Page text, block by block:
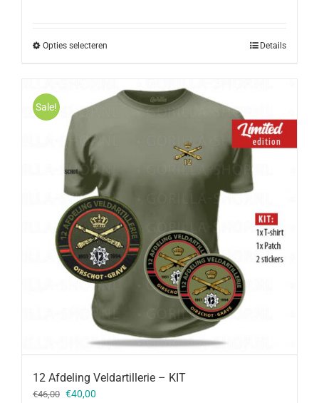
Opties selecteren Details
Sale!
12 Afdeling Veldartillerie – KIT
€46,00 Oorspronkelijke
€40,00